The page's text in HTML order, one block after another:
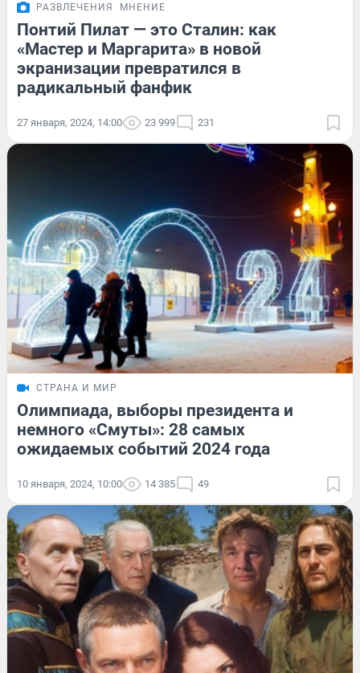
РАЗВЛЕЧЕНИЯ МНЕНИЕ
Понтий Пилат — это Сталин: как
«Мастер и Маргарита» в новой
экранизации превратился в
радикальный фанфик
27 января, 2024, 14:00 23 999 231
СТРАНА И МИР
Олимпиада, выборы президента и
немного «Смуты»: 28 самых
ожидаемых событий 2024 года
10 января, 2024, 10:00 14 385 49